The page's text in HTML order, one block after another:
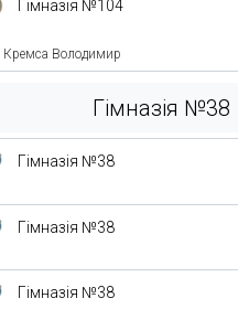
Гімназія №104
Кремса Володимир
Гімназія №38
Гімназія №38
Гімназія №38
Гімназія №38